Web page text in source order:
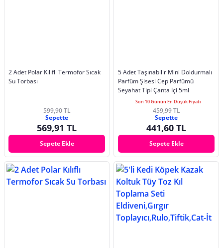
2 Adet Polar Kılıflı Termofor Sıcak
Su Torbası
599,90 TL
Sepette
569,91 TL
Sepete Ekle
5 Adet Taşınabilir Mini Doldurmalı
Parfüm Şisesi Cep Parfümü
Seyahat Tipi Çanta İçi 5ml
Son 10 Günün En Düşük Fiyatı
459,99 TL
Sepette
441,60 TL
Sepete Ekle